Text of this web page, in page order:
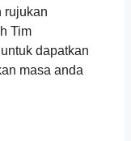
rujukan
Tim
dapatkan
masa anda